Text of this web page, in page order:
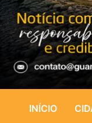
INÍCIO